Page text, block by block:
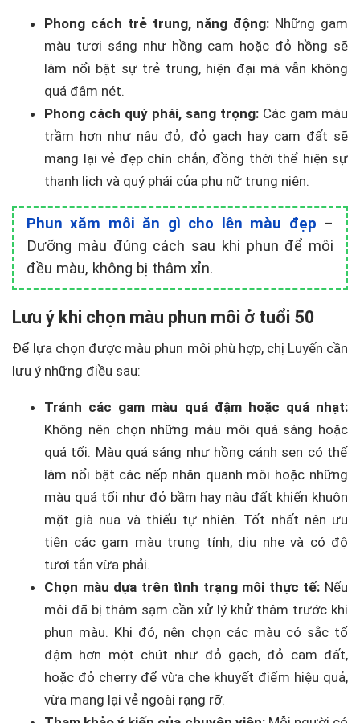
Phong cách trẻ trung, năng động: Những gam
màu tươi sáng như hồng cam hoặc đỏ hồng sẽ
làm nổi bật sự trẻ trung, hiện đại mà vẫn không
quá đậm nét.
Phong cách quý phái, sang trọng: Các gam màu
trầm hơn như nâu đỏ, đỏ gạch hay cam đất sẽ
mang lại vẻ đẹp chín chắn, đồng thời thể hiện sự
thanh lịch và quý phái của phụ nữ trung niên.
Phun xăm môi ăn gì cho lên màu đẹp –
Dưỡng màu đúng cách sau khi phun để môi
đều màu, không bị thâm xỉn.
Lưu ý khi chọn màu phun môi ở tuổi 50
Để lựa chọn được màu phun môi phù hợp, chị Luyến cần
lưu ý những điều sau:
Tránh các gam màu quá đậm hoặc quá nhạt:
Không nên chọn những màu môi quá sáng hoặc
quá tối. Màu quá sáng như hồng cánh sen có thể
làm nổi bật các nếp nhăn quanh môi hoặc những
màu quá tối như đỏ bầm hay nâu đất khiến khuôn
mặt già nua và thiếu tự nhiên. Tốt nhất nên ưu
tiên các gam màu trung tính, dịu nhẹ và có độ
tươi tắn vừa phải.
Chọn màu dựa trên tình trạng môi thực tế: Nếu
môi đã bị thâm sạm cần xử lý khử thâm trước khi
phun màu. Khi đó, nên chọn các màu có sắc tố
đậm hơn một chút như đỏ gạch, đỏ cam đất,
hoặc đỏ cherry để vừa che khuyết điểm hiệu quả,
vừa mang lại vẻ ngoài rạng rỡ.